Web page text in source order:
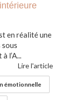
en réalité une
l’A...
Lire l'article
émotionnelle